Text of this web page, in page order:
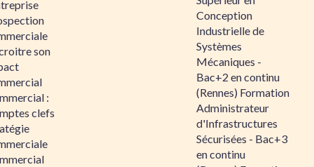
son
:
clefs
Conception
Industrielle de
Systèmes
Mécaniques -
Bac+2 en continu
(Rennes) Formation
Administrateur
d'Infrastructures
Sécurisées - Bac+3
en continu